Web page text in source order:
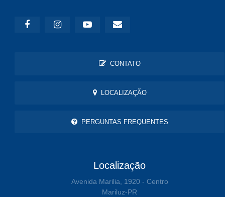
CONTATO
LOCALIZAÇÃO
PERGUNTAS FREQUENTES
Localização
Avenida Marilia, 1920 - Centro
Mariluz-PR